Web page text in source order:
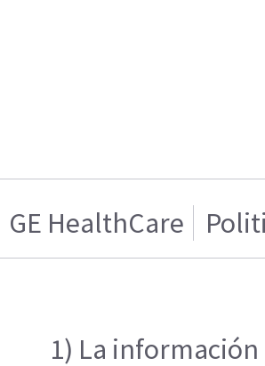
GE HealthCare
1) La